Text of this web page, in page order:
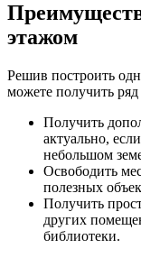
этажом
Решив построить
можете получить
Получить
актуально,
небольшом
Освободить
полезных
Получить
других
библиотеки.